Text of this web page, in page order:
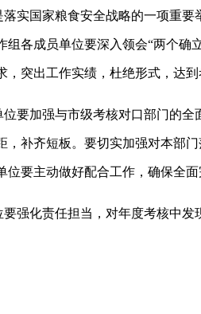
落实国家粮食安全战略的一项重
各成员单位要深入领会“两个确
突出工作实绩，杜绝形式，达到
位要加强与市级考核对口部门的
补齐短板。要切实加强对本部
要主动做好配合工作，确保全面
强化责任担当，对年度考核中